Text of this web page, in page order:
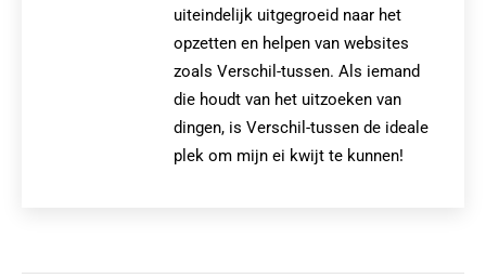
uiteindelijk uitgegroeid naar het
opzetten en helpen van websites
zoals Verschil-tussen. Als iemand
die houdt van het uitzoeken van
dingen, is Verschil-tussen de ideale
plek om mijn ei kwijt te kunnen!